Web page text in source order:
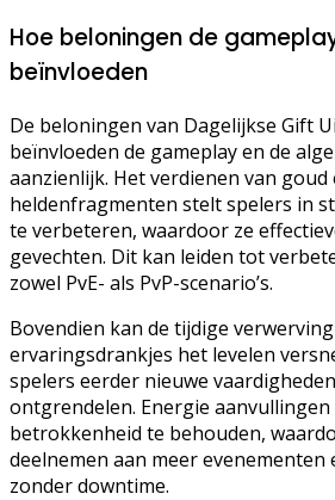
Hoe beloningen de
beïnvloeden
De beloningen van Dagelijkse Gift
beïnvloeden de gameplay en de
aanzienlijk. Het verdienen van goud
heldenfragmenten stelt spelers in
te verbeteren, waardoor ze
gevechten. Dit kan leiden tot
zowel PvE- als PvP-scenario’s.
Bovendien kan de tijdige
ervaringsdrankjes het levelen
spelers eerder nieuwe
ontgrendelen. Energie
betrokkenheid te behouden,
deelnemen aan meer evenementen
zonder downtime.